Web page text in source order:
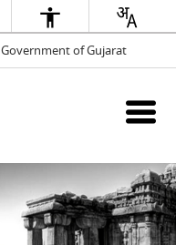
Government of Gujarat